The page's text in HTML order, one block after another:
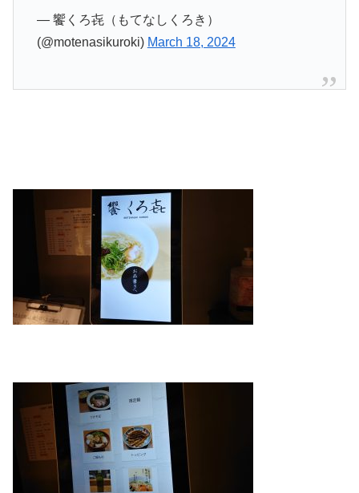
— 饗くろ㐂（もてなしくろき）
(@motenasikuroki) March 18, 2024